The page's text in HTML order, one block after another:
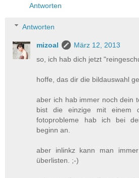
Antworten
Antworten
mizoal
März 12, 2013
so, ich hab dich jetzt
hoffe, das dir die bildauswahl
aber ich hab immer noch dein
bist die einzige mit einem
fotoprobleme hab ich bei
beginn an.
aber inlinkz kann man
überlisten. ;-)